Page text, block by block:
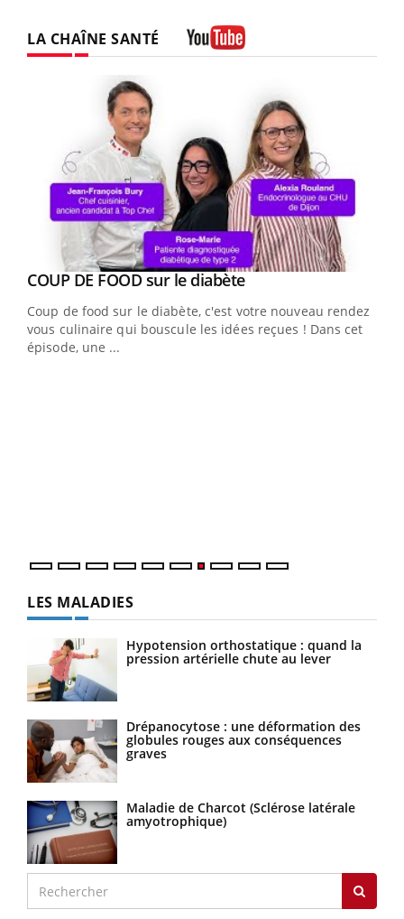
LA CHAÎNE SANTÉ
Youtube
COUP DE FOOD sur le diabèteYoutube
Coup de food sur le diabète, c'est votre nouveau rendez-
vous culinaire qui bouscule les idées reçues ! Dans cet
épisode, une ...
LES MALADIES
Hypotension orthostatique : quand la
pression artérielle chute au lever
Drépanocytose : une déformation des
globules rouges aux conséquences
graves
Maladie de Charcot (Sclérose latérale
amyotrophique)